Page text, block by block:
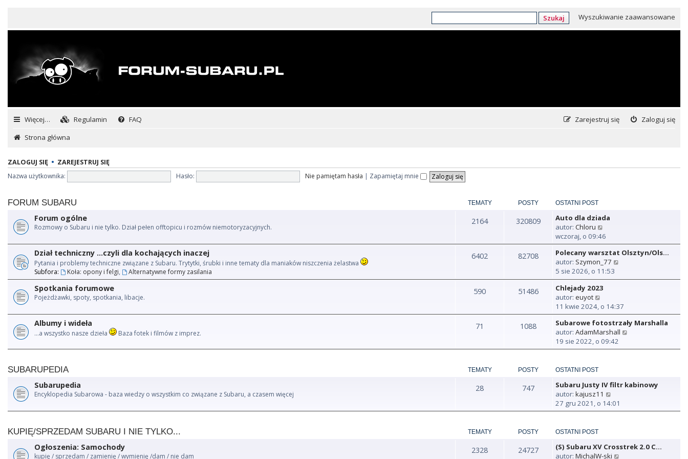
Szukaj Wyszukiwanie zaawansowane
Więcej… Regulamin FAQ Zaloguj się
Zarejestruj się
Strona główna
ZALOGUJ SIĘ • ZAREJESTRUJ SIĘ
Nazwa użytkownika:
Hasło: Nie pamiętam hasła | Zapamiętaj mnie
FORUM SUBARU TEMATY POSTY OSTATNI POST
Forum ogólne
Rozmowy o Subaru i nie tylko. Dział pełen offtopicu i rozmów niemotoryzacyjnych.
2164 320809
Auto dla dziada
autor: Chloru
y
ś
w
i
e
t
a
n
o
w
p
o
s
t
wczoraj, o 09:46
Dział techniczny ...czyli dla kochających inaczej
Pytania i problemy techniczne związane z Subaru. Trytytki, śrubki i inne tematy dla maniaków niszczenia żelastwa
Subfora:
Koła: opony i felgi, Alternatywne formy zasilania
6402 82708
Polecany warsztat Olsztyn/Ols…
autor: Szymon_77
ś
e
t
l
n
s
y
t
5 sie 2026, o 11:53
Spotkania forumowe
Pojeżdżawki, spoty, spotkania, libacje.
590 51486
Chlejady 2023
autor: euyot
y
ś
w
i
e
t
j
n
o
y
p
11 kwie 2024, o 14:37
Albumy i wideła
...a wszystko nasze dzieła Baza fotek i filmów z imprez.
71 1088
Subarowe fotostrzały Marshalla
autor: AdamMarshall
ś
t
a
w
19 sie 2022, o 09:42
SUBARUPEDIA TEMATY POSTY OSTATNI POST
Subarupedia
Encyklopedia Subarowa - baza wiedzy o wszystkim co związane z Subaru, a czasem więcej
28 747
Subaru Justy IV filtr kabinowy
autor: kajusz11
y
ś
t
27 gru 2021, o 14:01
KUPIĘ/SPRZEDAM SUBARU I NIE TYLKO... TEMATY POSTY OSTATNI POST
Ogłoszenia: Samochody
kupię / sprzedam / zamienię / wymienię /dam / nie dam
2328 24727
(S) Subaru XV Crosstrek 2.0 C…
autor: MichalW-ski